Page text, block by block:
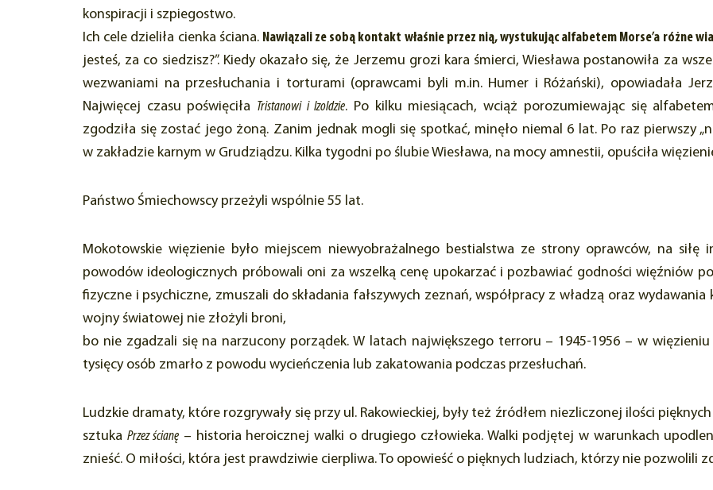
konspiracji i szpiegostwo.
Ich cele dzieliła cienka ściana. Nawiązali ze sobą kontakt właśnie przez nią, wystukując alfabetem Morse’a różne
jesteś, za co siedzisz?”. Kiedy okazało się, że Jerzemu grozi kara śmierci, Wiesława postanowiła za
wezwaniami na przesłuchania i torturami (oprawcami byli m.in. Humer i Różański), opowiadała
Najwięcej czasu poświęciła Tristanowi i Izoldzie. Po kilku miesiącach, wciąż porozumiewając się
zgodziła się zostać jego żoną. Zanim jednak mogli się spotkać, minęło niemal 6 lat. Po raz pierwszy
w zakładzie karnym w Grudziądzu. Kilka tygodni po ślubie Wiesława, na mocy amnestii, opuściła
Państwo Śmiechowscy przeżyli wspólnie 55 lat.
Mokotowskie więzienie było miejscem niewyobrażalnego bestialstwa ze strony oprawców, na siłę
powodów ideologicznych próbowali oni za wszelką cenę upokarzać i pozbawiać godności więźniów
fizyczne i psychiczne, zmuszali do składania fałszywych zeznań, współpracy z władzą oraz
wojny światowej nie złożyli broni,
bo nie zgadzali się na narzucony porządek. W latach największego terroru – 1945-1956 – w
tysięcy osób zmarło z powodu wycieńczenia lub zakatowania podczas przesłuchań.
Ludzkie dramaty, które rozgrywały się przy ul. Rakowieckiej, były też źródłem niezliczonej ilości
sztuka Przez ścianę – historia heroicznej walki o drugiego człowieka. Walki podjętej w warunkach
znieść. O miłości, która jest prawdziwie cierpliwa. To opowieść o pięknych ludziach, którzy nie pozwolili